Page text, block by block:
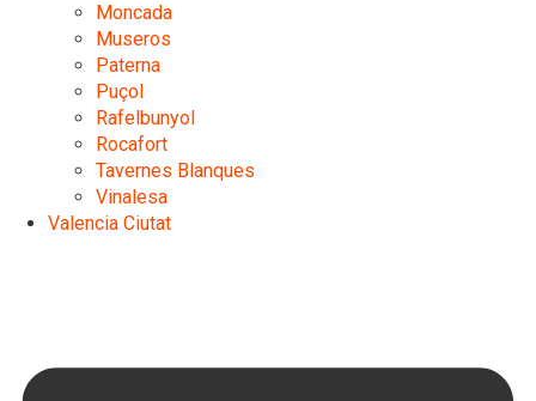
Moncada
Museros
Paterna
Puçol
Rafelbunyol
Rocafort
Tavernes Blanques
Vinalesa
Valencia Ciutat